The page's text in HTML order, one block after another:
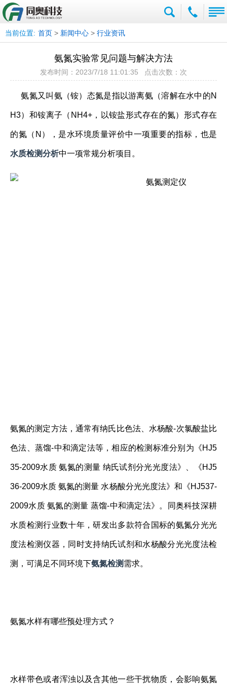
当前位置: 首页 > 新闻中心 > 行业资讯
氨氮实验常见问题与解决方法
发布时间：2023/7/18 11:01:35 点击次数： 次
氨氮又叫氨（铵）态氮是指以游离氨（溶解在水中的N
H3）和铵离子（NH4+，以铵盐形式存在的氮）形式存在
的氮（N），是水环境质量评价中一项重要的指标，也是
水质检测分析中一项常规分析项目。
氨氮的测定方法，通常有纳氏比色法、水杨酸-次氯酸盐比
色法、蒸馏-中和滴定法等，相应的检测标准分别为《HJ5
35-2009水质 氨氮的测量 纳氏试剂分光光度法》、《HJ5
36-2009水质 氨氮的测量 水杨酸分光光度法》和《HJ537-
2009水质 氨氮的测量 蒸馏-中和滴定法》。同奥科技深耕
水质检测行业数十年，研发出多款符合国标的氨氮分光光
度法检测仪器，同时支持纳氏试剂和水杨酸分光光度法检
测，可满足不同环境下氨氮检测 需求。
氨氮水样有哪些预处理方式？
水样带色或者浑浊以及含其他一些干扰物质，会影响氨氮